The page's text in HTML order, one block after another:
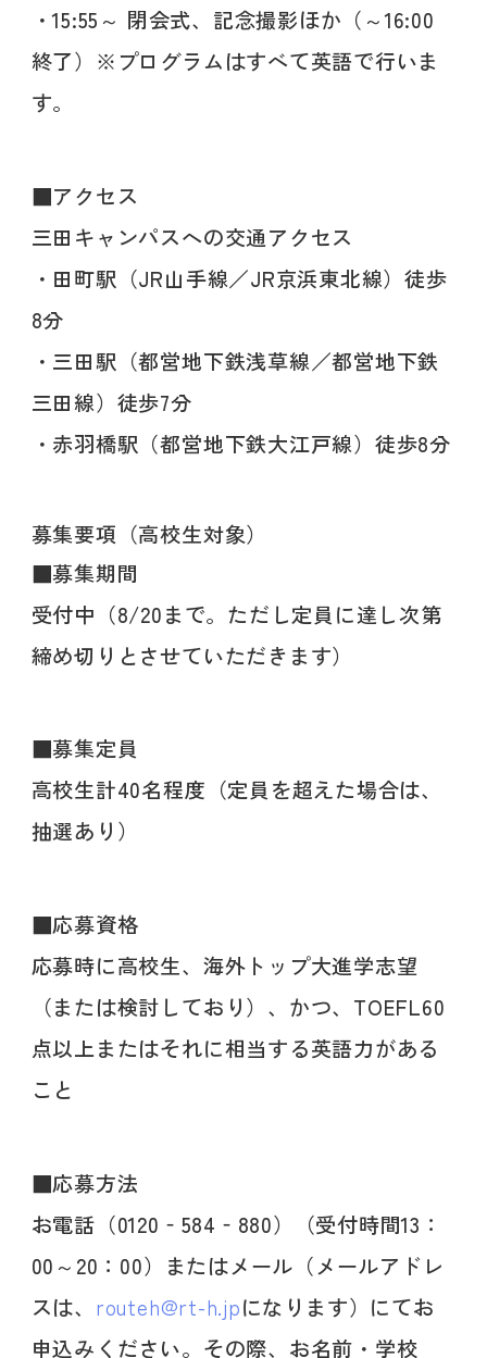
・15:55～ 閉会式、記念撮影ほか（～16:00
終了）※プログラムはすべて英語で行いま
す。
■アクセス
三田キャンパスへの交通アクセス
・田町駅（JR山手線／JR京浜東北線）徒歩
8分
・三田駅（都営地下鉄浅草線／都営地下鉄
三田線）徒歩7分
・赤羽橋駅（都営地下鉄大江戸線）徒歩8分
募集要項（高校生対象）
■募集期間
受付中（8/20まで。ただし定員に達し次第
締め切りとさせていただきます）
■募集定員
高校生計40名程度（定員を超えた場合は、
抽選あり）
■応募資格
応募時に高校生、海外トップ大進学志望
（または検討しており）、かつ、TOEFL60
点以上またはそれに相当する英語力がある
こと
■応募方法
お電話（0120‐584‐880）（受付時間13：
00～20：00）またはメール（メールアドレ
スは、 routeh@rt-h.jpになります）にてお
申込みください。その際、お名前・学校